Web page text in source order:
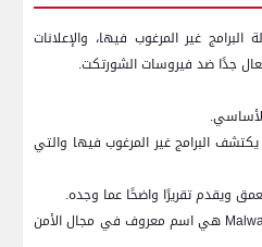
غير المرغوب فيها، والإعلانات
جدًا ضد فيروسات الشورتكت.
البرامج غير المرغوب فيها والتي
ويقدم تقريرًا واضحًا عما وجده.
هي اسم معروف في مجال الأمن